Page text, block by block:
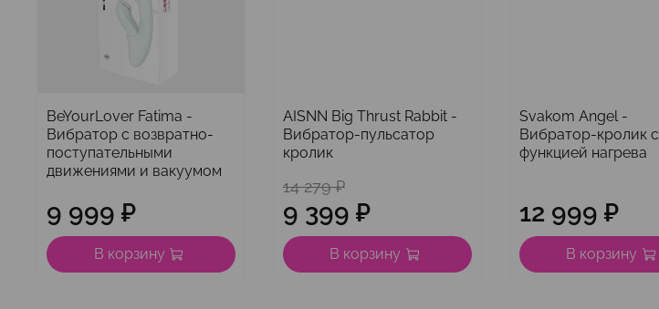
BeYourLover Fatima -
Вибратор с возвратно-
поступательными
движениями и вакуумом
9 999 ₽
В корзину
AISNN Big Thrust Rabbit -
Вибратор-пульсатор
кролик
14 279 ₽
9 399 ₽
В корзину
Svakom Angel -
Вибратор-кролик с
функцией нагрева
12 999 ₽
В корзину